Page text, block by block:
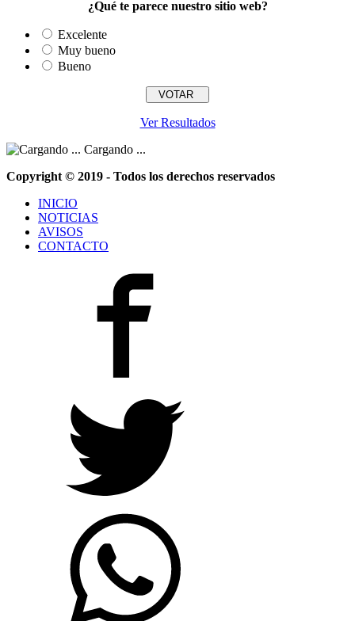
¿Qué te parece nuestro sitio web?
Excelente
Muy bueno
Bueno
Ver Resultados
Cargando ...
Copyright © 2019 - Todos los derechos reservados
INICIO
NOTICIAS
AVISOS
CONTACTO